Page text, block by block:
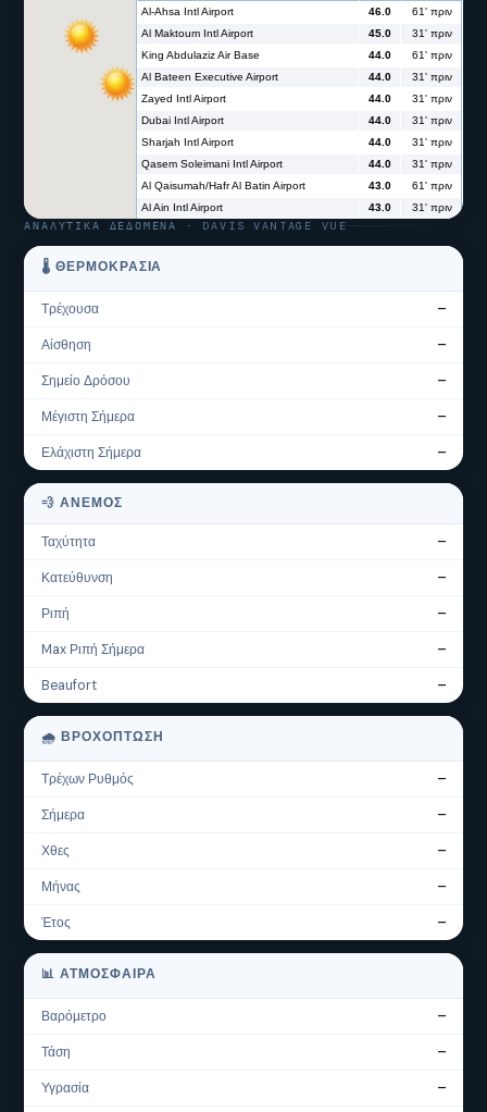
ΑΝΑΛΥΤΙΚΆ ΔΕΔΟΜΈΝΑ · DAVIS VANTAGE VUE
🌡 ΘΕΡΜΟΚΡΑΣΊΑ
Τρέχουσα —
Αίσθηση —
Σημείο Δρόσου —
Μέγιστη Σήμερα —
Ελάχιστη Σήμερα —
💨 ΆΝΕΜΟΣ
Ταχύτητα —
Κατεύθυνση —
Ριπή —
Max Ριπή Σήμερα —
Beaufort —
🌧 ΒΡΟΧΌΠΤΩΣΗ
Τρέχων Ρυθμός —
Σήμερα —
Χθες —
Μήνας —
Έτος —
📊 ΑΤΜΌΣΦΑΙΡΑ
Βαρόμετρο —
Τάση —
Υγρασία —